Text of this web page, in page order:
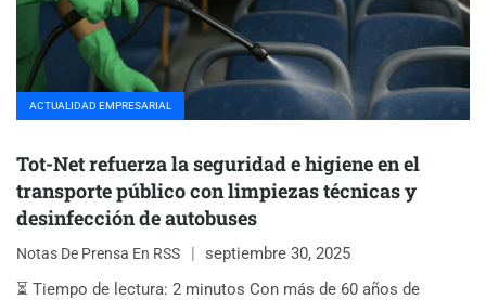
ACTUALIDAD EMPRESARIAL
Tot-Net refuerza la seguridad e higiene en el
transporte público con limpiezas técnicas y
desinfección de autobuses
Notas De Prensa En RSS
septiembre 30, 2025
⏳ Tiempo de lectura: 2 minutos Con más de 60 años de